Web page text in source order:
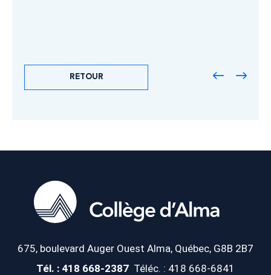
RETOUR
675, boulevard Auger Ouest Alma, Québec, G8B 2B7
Tél. : 418 668-2387 Téléc. : 418 668-6841